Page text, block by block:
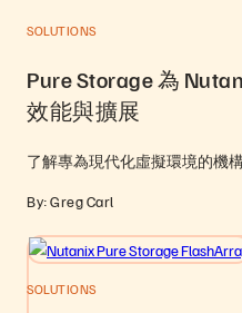
SOLUTIONS
Pure Storage 為
效能與擴展
了解專為現代化虛擬環境的機構
By: Greg Carl
SOLUTIONS